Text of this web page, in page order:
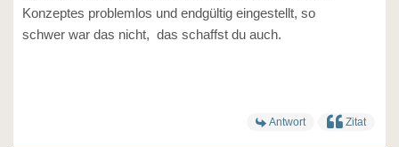
Konzeptes problemlos und endgültig eingestellt, so
schwer war das nicht, das schaffst du auch.
Antwort Zitat